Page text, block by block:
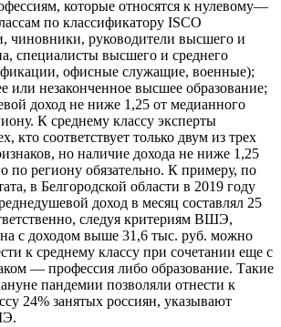
которые относятся к нулевому—
по классификатору ISCO
чиновники, руководители высшего и
специалисты высшего и среднего
офисные служащие, военные);
или незаконченное высшее образование;
доход не ниже 1,25 от медианного
К среднему классу эксперты
кто соответствует только двум из трех
но наличие дохода не ниже 1,25
по региону обязательно. К примеру, по
в Белгородской области в 2019 году
доход в месяц составлял 25
следуя критериям ВШЭ,
с доходом выше 31,6 тыс. руб. можно
к среднему классу при сочетании еще с
— профессия либо образование. Такие
пандемии позволяли отнести к
24% занятых россиян, указывают